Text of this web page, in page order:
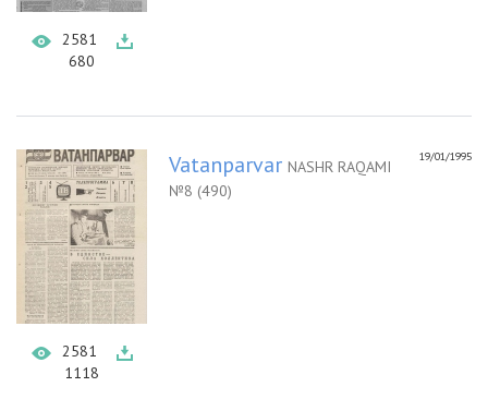
2581
680
2581
1118
19/01/1995
Vatanparvar NASHR RAQAMI
№8 (490)